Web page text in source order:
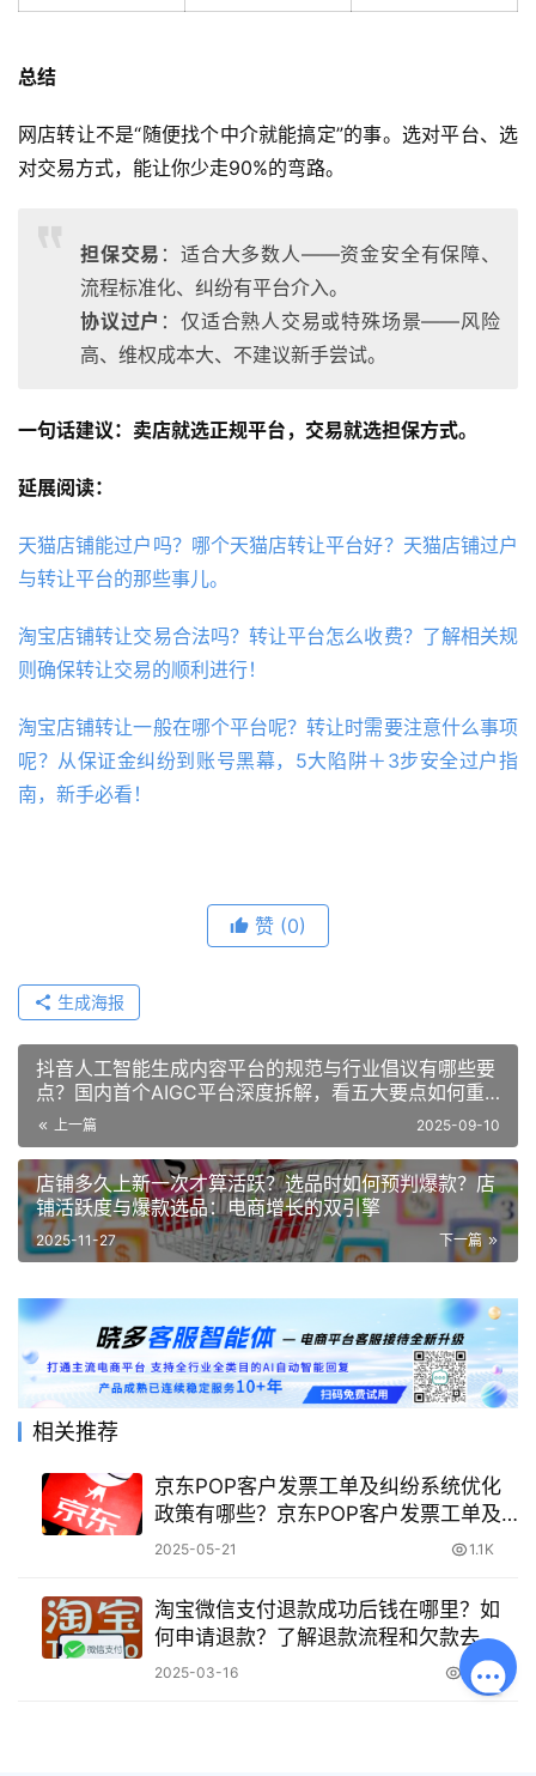
总结
网店转让不是“随便找个中介就能搞定”的事。选对平台、选
对交易方式，能让你少走90%的弯路。
担保交易 ：适合大多数人——资金安全有保障、
流程标准化、纠纷有平台介入。
协议过户 ：仅适合熟人交易或特殊场景——风险
高、维权成本大、不建议新手尝试。
一句话建议：卖店就选正规平台，交易就选担保方式。
延展阅读：
天猫店铺能过户吗？哪个天猫店转让平台好？天猫店铺过户
与转让平台的那些事儿。
淘宝店铺转让交易合法吗？转让平台怎么收费？了解相关规
则确保转让交易的顺利进行！
淘宝店铺转让一般在哪个平台呢？转让时需要注意什么事项
呢？从保证金纠纷到账号黑幕，5大陷阱＋3步安全过户指
南，新手必看！
赞 (0)
生成海报
抖音人工智能生成内容平台的规范与行业倡议有哪些要
点？国内首个AIGC平台深度拆解，看五大要点如何重
塑行业秩序！
上一篇 2025-09-10
店铺多久上新一次才算活跃？选品时如何预判爆款？店
铺活跃度与爆款选品：电商增长的双引擎
下一篇
2025-11-27
相关推荐
京东POP客户发票工单及纠纷系统优化
政策有哪些？京东POP客户发票工单及
纠纷系统优化政策全解析
2025-05-21 1.1K
淘宝微信支付退款成功后钱在哪里？如
何申请退款？了解退款流程和欠款去
向！
2025-03-16 3.7K